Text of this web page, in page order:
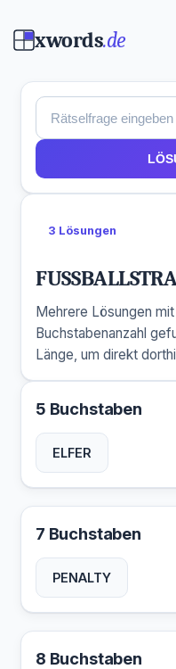
xwords.de
3 Lösungen
Mehrere Lösungen
Buchstabenanzahl
Länge, um direkt
5 Buchstaben
ELFER
7 Buchstaben
PENALTY
8 Buchstaben